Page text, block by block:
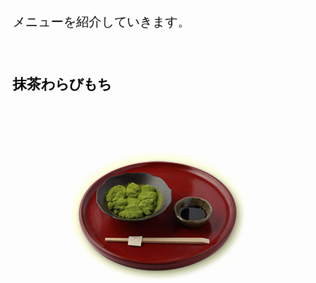
メニューを紹介していきます。
抹茶わらびもち